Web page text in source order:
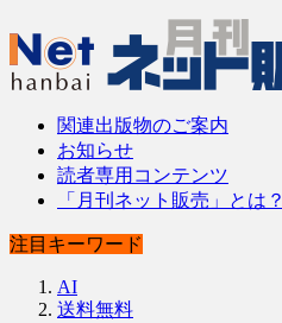
関連出版物のご案内
お知らせ
読者専用コンテンツ
「月刊ネット販売」とは？
注目キーワード
AI
送料無料